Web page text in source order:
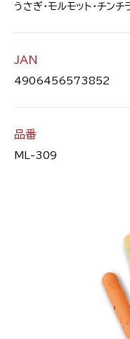
うさぎ・モルモット・チン
JAN
4906456573852
品番
ML-309